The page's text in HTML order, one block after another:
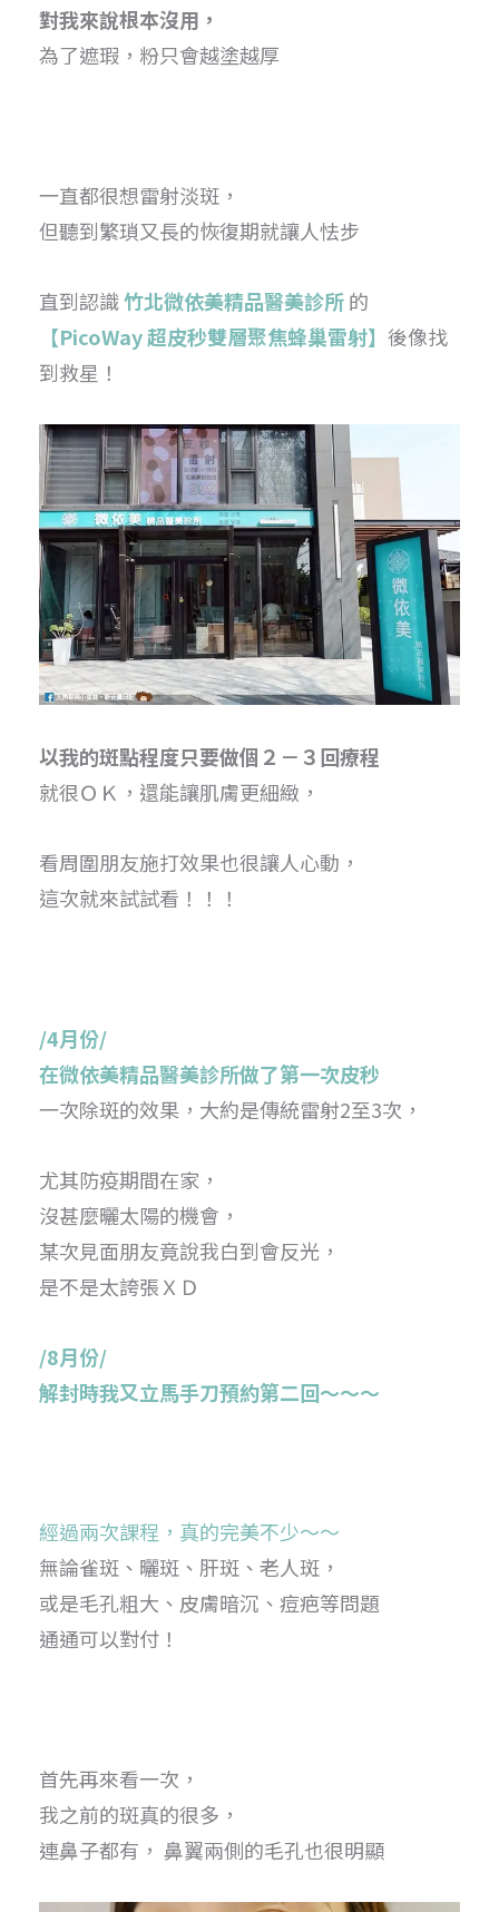
對我來說根本沒用，
為了遮瑕，粉只會越塗越厚
一直都很想雷射淡斑，
但聽到繁瑣又長的恢復期就讓人怯步
直到認識竹北微依美精品醫美診所的
【PicoWay 超皮秒雙層聚焦蜂巢雷射】 後像找
到救星！
以我的斑點程度只要做個２－３回療程
就很ＯＫ，還能讓肌膚更細緻，
看周圍朋友施打效果也很讓人心動，
這次就來試試看！！！
/4月份/
在微依美精品醫美診所做了第一次皮秒
一次除斑的效果，大約是傳統雷射2至3次，
尤其防疫期間在家，
沒甚麼曬太陽的機會，
某次見面朋友竟說我白到會反光，
是不是太誇張ＸＤ
/8月份/
解封時我又立馬手刀預約第二回～～～
經過兩次課程 ，真的完美不少～～
無論雀斑、曬斑、肝斑、老人斑，
或是毛孔粗大、皮膚暗沉、痘疤等問題
通通可以對付！
首先再來看一次，
我之前的斑真的很多，
連鼻子都有， 鼻翼兩側的毛孔也很明顯